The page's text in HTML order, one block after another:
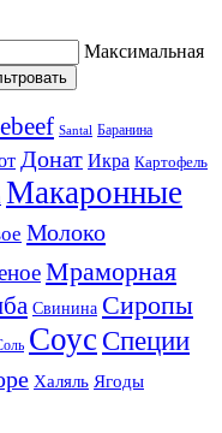
Максимальная
Santal Баранина
Донат Икра Картофель
Макаронные
Молоко
Мраморная
Свинина Сиропы
Соус Специи
Халяль Ягоды